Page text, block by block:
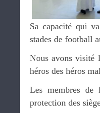
Sa capacité qui
stades de football
Nous avons visité
héros des héros
Les membres
protection des